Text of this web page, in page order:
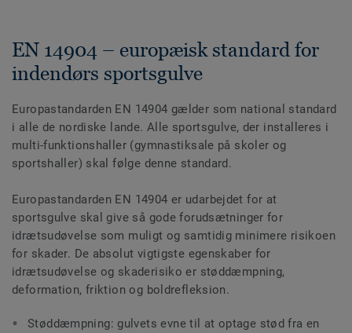
EN 14904 – europæisk standard for
indendørs sportsgulve
Europastandarden EN 14904 gælder som national standard
i alle de nordiske lande. Alle sportsgulve, der installeres i
multi-funktionshaller (gymnastiksale på skoler og
sportshaller) skal følge denne standard.
Europastandarden EN 14904 er udarbejdet for at
sportsgulve skal give så gode forudsætninger for
idrætsudøvelse som muligt og samtidig minimere risikoen
for skader. De absolut vigtigste egenskaber for
idrætsudøvelse og skaderisiko er støddæmpning,
deformation, friktion og boldrefleksion.
Støddæmpning: gulvets evne til at optage stød fra en